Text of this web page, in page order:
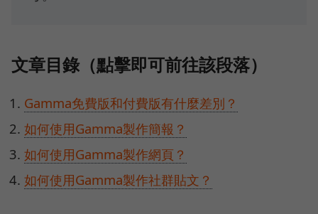
文章目錄（點擊即可前往該段落）
Gamma免費版和付費版有什麼差別？
如何使用Gamma製作簡報？
如何使用Gamma製作網頁？
如何使用Gamma製作社群貼文？